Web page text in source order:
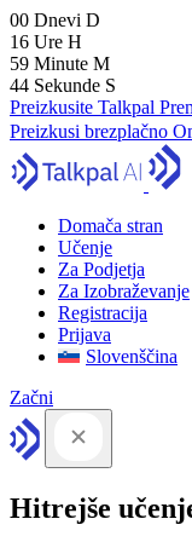
00 Dnevi D
16 Ure H
59 Minute M
43 Sekunde S
Preizkusite Talkpal
Preizkusi brezplačno
Domača stran
Učenje
Za Podjetja
Za Izobraževanje
Registracija
Prijava
Slovenščina
Začni
Hitrejše